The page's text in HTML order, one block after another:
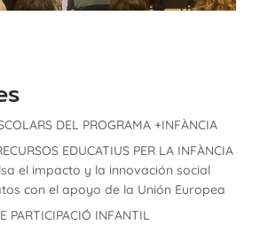
DEL PROGRAMA +INFÀNCIA
EDUCATIUS PER LA INFÀNCIA
el impacto y la innovación social
con el apoyo de la Unión Europea
PARTICIPACIÓ INFANTIL